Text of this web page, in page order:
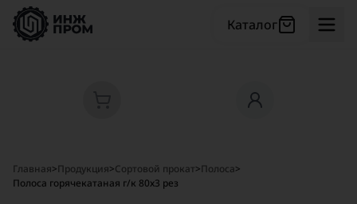
Каталог
Главная>Продукция>Сортовой прокат>Полоса>
Полоса горячекатаная г/к 80х3 рез